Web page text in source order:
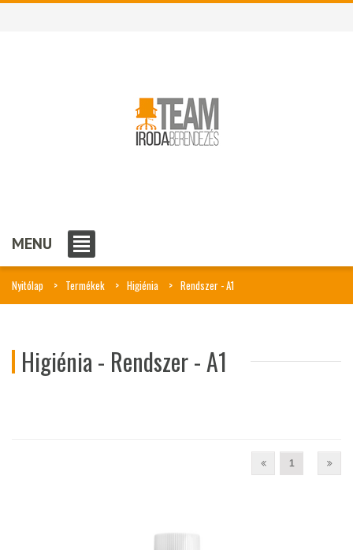
MENU
Nyitólap Termékek Higiénia Rendszer - A1
Higiénia - Rendszer - A1
1